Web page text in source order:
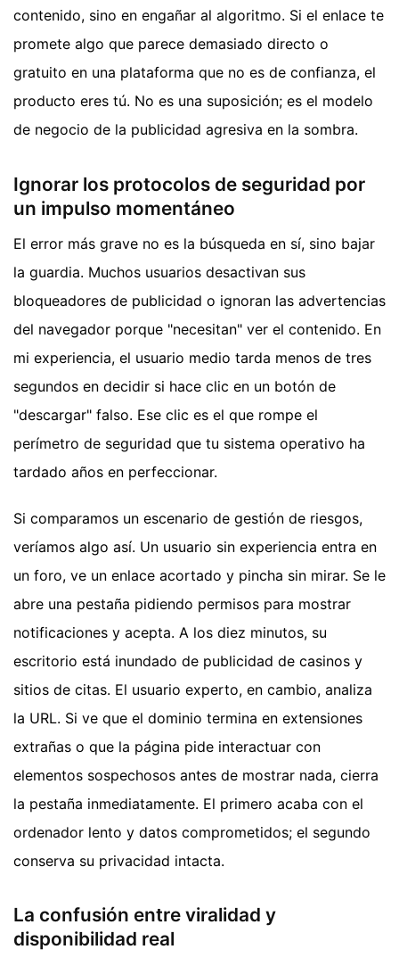
contenido, sino en engañar al algoritmo. Si el enlace te
promete algo que parece demasiado directo o
gratuito en una plataforma que no es de confianza, el
producto eres tú. No es una suposición; es el modelo
de negocio de la publicidad agresiva en la sombra.
Ignorar los protocolos de seguridad por
un impulso momentáneo
El error más grave no es la búsqueda en sí, sino bajar
la guardia. Muchos usuarios desactivan sus
bloqueadores de publicidad o ignoran las advertencias
del navegador porque "necesitan" ver el contenido. En
mi experiencia, el usuario medio tarda menos de tres
segundos en decidir si hace clic en un botón de
"descargar" falso. Ese clic es el que rompe el
perímetro de seguridad que tu sistema operativo ha
tardado años en perfeccionar.
Si comparamos un escenario de gestión de riesgos,
veríamos algo así. Un usuario sin experiencia entra en
un foro, ve un enlace acortado y pincha sin mirar. Se le
abre una pestaña pidiendo permisos para mostrar
notificaciones y acepta. A los diez minutos, su
escritorio está inundado de publicidad de casinos y
sitios de citas. El usuario experto, en cambio, analiza
la URL. Si ve que el dominio termina en extensiones
extrañas o que la página pide interactuar con
elementos sospechosos antes de mostrar nada, cierra
la pestaña inmediatamente. El primero acaba con el
ordenador lento y datos comprometidos; el segundo
conserva su privacidad intacta.
La confusión entre viralidad y
disponibilidad real